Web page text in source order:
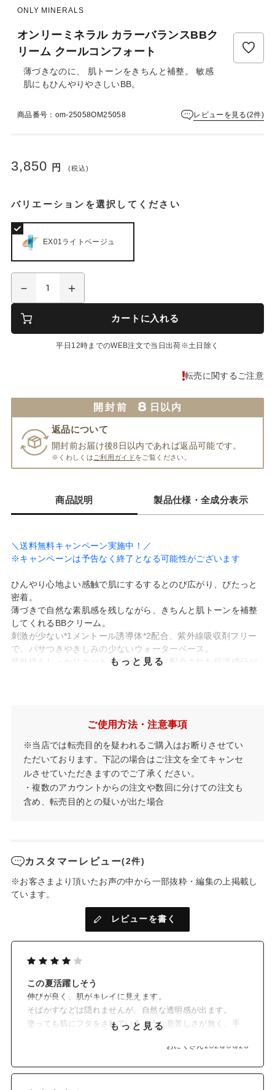
ONLY MINERALS
オンリーミネラル カラーバランスBBク
リーム クールコンフォート
薄づきなのに、 肌トーンをきちんと補整。 敏感
肌にもひんやりやさしいBB。
商品番号：om-25058OM25058 レビューを見る(2件)
3,850 円 (税込)
バリエーションを選択してください
EX01ライトベージュ
カートに入れる
平日12時までのWEB注文で当日出荷※土日除く
転売に関するご注意
開封前 8 日以内
返品について
開封前お届け後8日以内であれば返品可能です。
※くわしくは ご利用ガイドをご覧ください。
商品説明 製品仕様・全成分表示
＼送料無料キャンペーン実施中！／
※キャンペーンは予告なく終了となる可能性がございます
ひんやり心地よい感触で肌にするするとのび広がり、ぴたっと
密着。
薄づきで自然な素肌感を残しながら、きちんと肌トーンを補整
してくれるBBクリーム。
刺激が少ない*1メントール誘導体*2配合、紫外線吸収剤フリー
で、パサつきやきしみの少ないウォーターベース。
紫外線をしっかりカットしながら贅沢に配合された保湿成分が
ブルーライトカット
ノンケミカル処方 低刺激処方*3
✓ 敏感肌でも汗をかくたびひんやりクール感
肌刺激の少なさとひんやり感の持続で選んだメントール誘導体
✓ 薄膜で素肌感のある仕上がり
素肌感を残しながら色ムラなどの肌ノイズを自然にカバー。
軽いつけ心地で重ねても重たくならず、厚塗り感のない仕上が
り。ベタつきを抑え、涼しげなセミマット肌に。
ウォーターヴェールがするする伸びて肌にぴったりと密着。
紫外線吸収剤フリーなのにきしみや乾燥感のないテクスチャー
で、まるでスキンケアの乳液のような心地よさです。
もっと見る
ご使用方法・注意事項
※当店では転売目的を疑われるご購入はお断りさせてい
ただいております。下記の場合はご注文を全てキャンセ
ルさせていただきますのでご了承ください。
・複数のアカウントからの注文や数回に分けての注文も
含め、転売目的との疑いが出た場合
カスタマーレビュー(2件)
※お客さまより頂いたお声の中から一部抜粋・編集の上掲載し
ています。
レビューを書く
この夏活躍しそう
伸びが良く、肌がキレイに見えます。
そばかすなどは隠れませんが、自然な透明感が出ます。
塗っても肌にフタをされているような息苦しさが無く、手
もっと見る
おにくさん2026/06/26